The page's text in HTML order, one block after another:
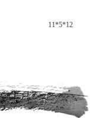
11*5*12